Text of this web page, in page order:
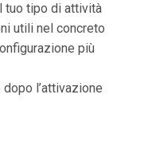
tuo tipo di attività
utili nel concreto
più
l’attivazione